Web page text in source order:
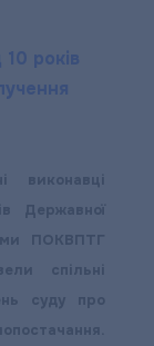
років
виконавці
Державної
ПОКВПТГ
спільні
суду про